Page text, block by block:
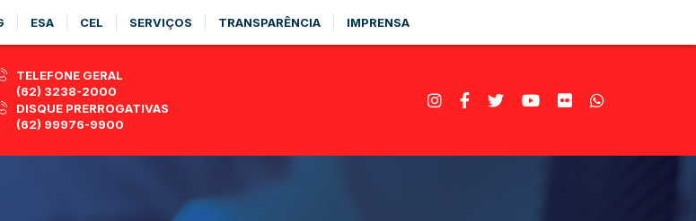
ESA CEL SERVIÇOS TRANSPARÊNCIA IMPRENSA
TELEFONE GERAL
(62) 3238-2000
DISQUE PRERROGATIVAS
(62) 99976-9900